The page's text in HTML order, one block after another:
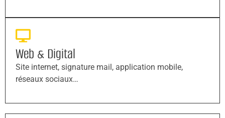
Web & Digital
Site internet, signature mail, application mobile,
réseaux sociaux…